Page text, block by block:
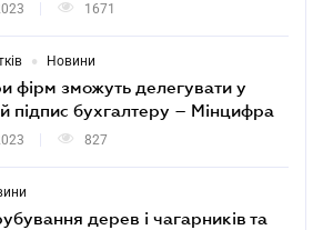
1671
• Новини
фірм зможуть делегувати у
підпис бухгалтеру – Мінцифра
827
дерев і чагарників та